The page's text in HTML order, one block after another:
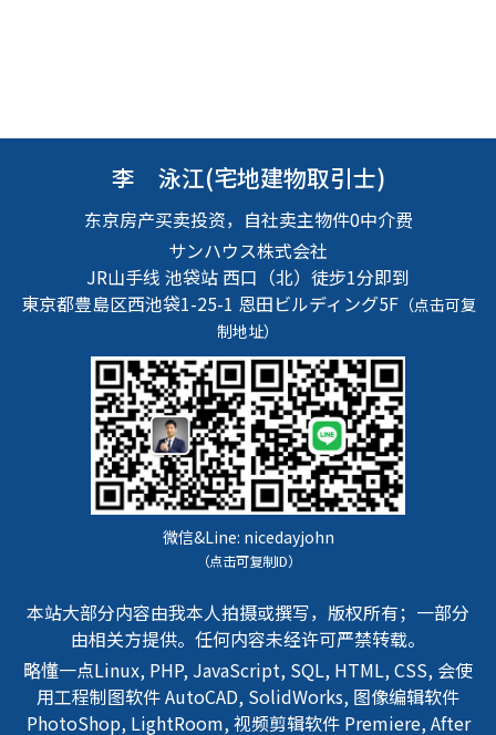
李 泳江(宅地建物取引士)
东京房产买卖投资，自社卖主物件0中介费
サンハウス株式会社
JR山手线 池袋站 西口（北）徒步1分即到
東京都豊島区西池袋1-25-1 恩田ビルディング5F（点击可复
制地址）
微信&Line: nicedayjohn
（点击可复制ID）
本站大部分内容由我本人拍摄或撰写，版权所有；一部分
由相关方提供。任何内容未经许可严禁转载。
略懂一点Linux, PHP, JavaScript, SQL, HTML, CSS, 会使
用工程制图软件 AutoCAD, SolidWorks, 图像编辑软件
PhotoShop, LightRoom, 视频剪辑软件 Premiere, After